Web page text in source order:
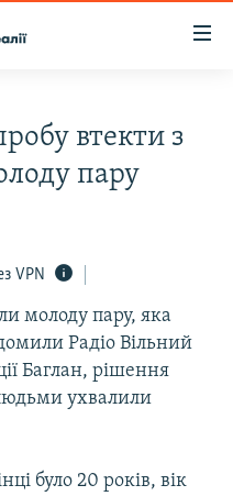
втекти з
пару
VPN
молоду пару, яка
Радіо Вільний
Баглан, рішення
ухвалили
було 20 років, вік